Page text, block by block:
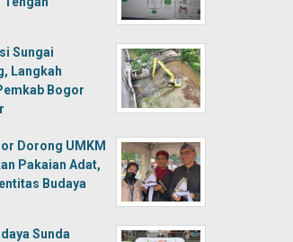
Sungai
Langkah
Bogor
Dorong UMKM
Pakaian Adat,
Budaya
Sunda